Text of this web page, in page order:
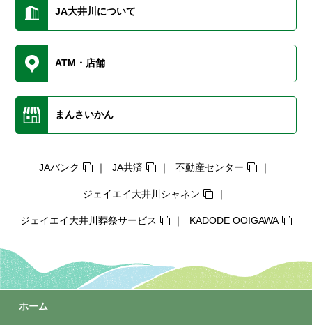
JA大井川について
ATM・店舗
まんさいかん
JAバンク JA共済 不動産センター
ジェイエイ大井川シャネン
ジェイエイ大井川葬祭サービス KADODE OOIGAWA
ホーム